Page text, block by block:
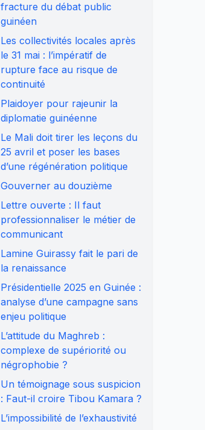
fracture du débat public
guinéen
Les collectivités locales après
le 31 mai : l’impératif de
rupture face au risque de
continuité
Plaidoyer pour rajeunir la
diplomatie guinéenne
Le Mali doit tirer les leçons du
25 avril et poser les bases
d’une régénération politique
Gouverner au douzième
Lettre ouverte : Il faut
professionnaliser le métier de
communicant
Lamine Guirassy fait le pari de
la renaissance
Présidentielle 2025 en Guinée :
analyse d’une campagne sans
enjeu politique
L’attitude du Maghreb :
complexe de supériorité ou
négrophobie ?
Un témoignage sous suspicion
: Faut-il croire Tibou Kamara ?
L’impossibilité de l’exhaustivité